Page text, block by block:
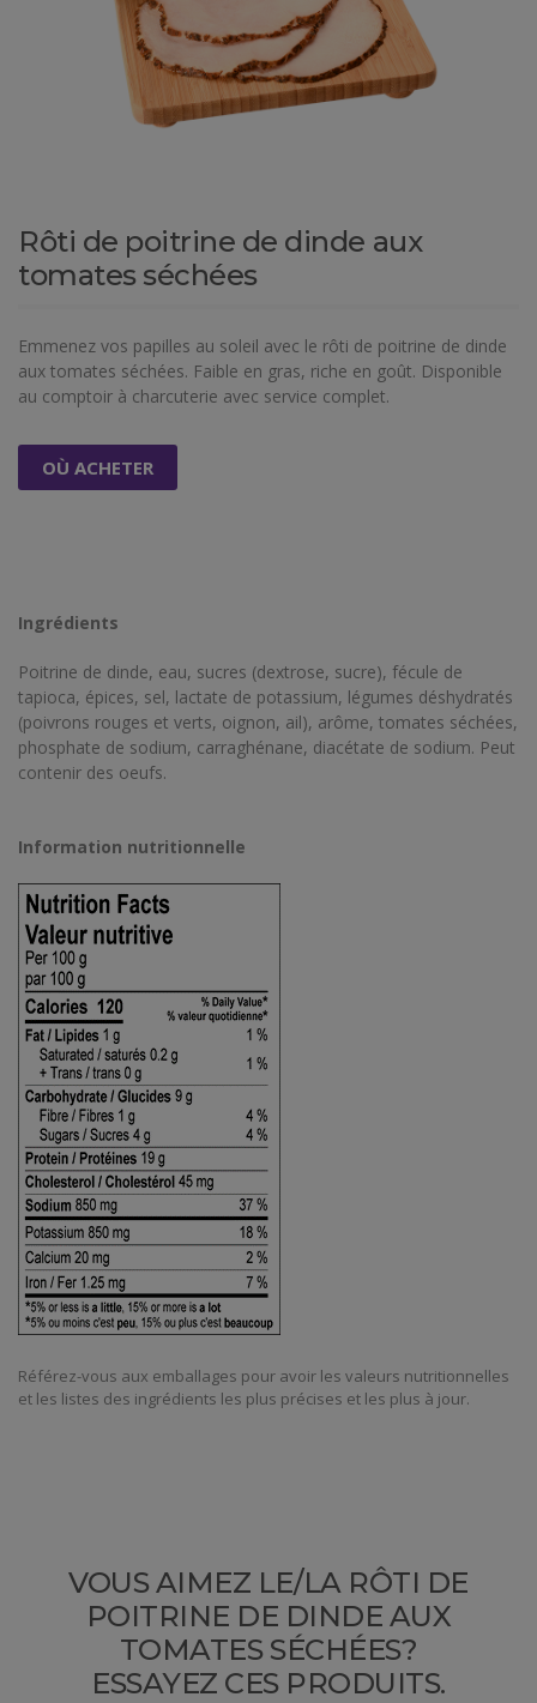
Rôti de poitrine de dinde aux
tomates séchées
Emmenez vos papilles au soleil avec le rôti de poitrine de dinde
aux tomates séchées. Faible en gras, riche en goût. Disponible
au comptoir à charcuterie avec service complet.
OÙ ACHETER
Ingrédients
Poitrine de dinde, eau, sucres (dextrose, sucre), fécule de
tapioca, épices, sel, lactate de potassium, légumes déshydratés
(poivrons rouges et verts, oignon, ail), arôme, tomates séchées,
phosphate de sodium, carraghénane, diacétate de sodium. Peut
contenir des oeufs.
Information nutritionnelle
Référez-vous aux emballages pour avoir les valeurs nutritionnelles
et les listes des ingrédients les plus précises et les plus à jour.
VOUS AIMEZ LE/LA RÔTI DE
POITRINE DE DINDE AUX
TOMATES SÉCHÉES?
ESSAYEZ CES PRODUITS.